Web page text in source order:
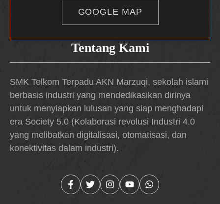
Tentang Kami
SMK Telkom Terpadu AKN Marzuqi, sekolah islami
berbasis industri yang mendedikasikan dirinya
untuk menyiapkan lulusan yang siap menghadapi
era Society 5.0 (Kolaborasi revolusi Industri 4.0
yang melibatkan digitalisasi, otomatisasi, dan
konektivitas dalam industri).
GOOGLE MAP